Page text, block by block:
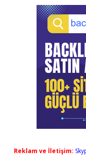
Reklam ve İletişim: